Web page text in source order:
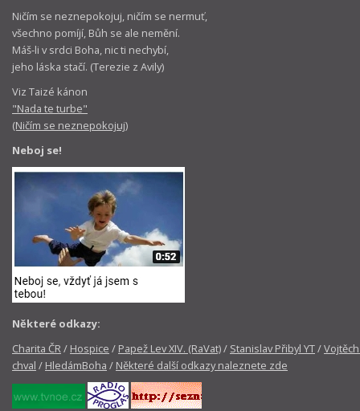
Ničím se neznepokojuj, ničím se nermuť,
všechno pomíjí, Bůh se ale nemění.
Máš-li v srdci Boha, nic ti nechybí,
jeho láska stačí. (Terezie z Avily)
Viz Taizé kánon
"Nada te turbe"
(Ničím se neznepokojuj)
Neboj se!
Některé odkazy:
Charita ČR/ Hospice / Papež Lev XIV. (RaVat)/ Stanislav Přibyl YT/
chval / HledámBoha / Některé další odkazy naleznete zde